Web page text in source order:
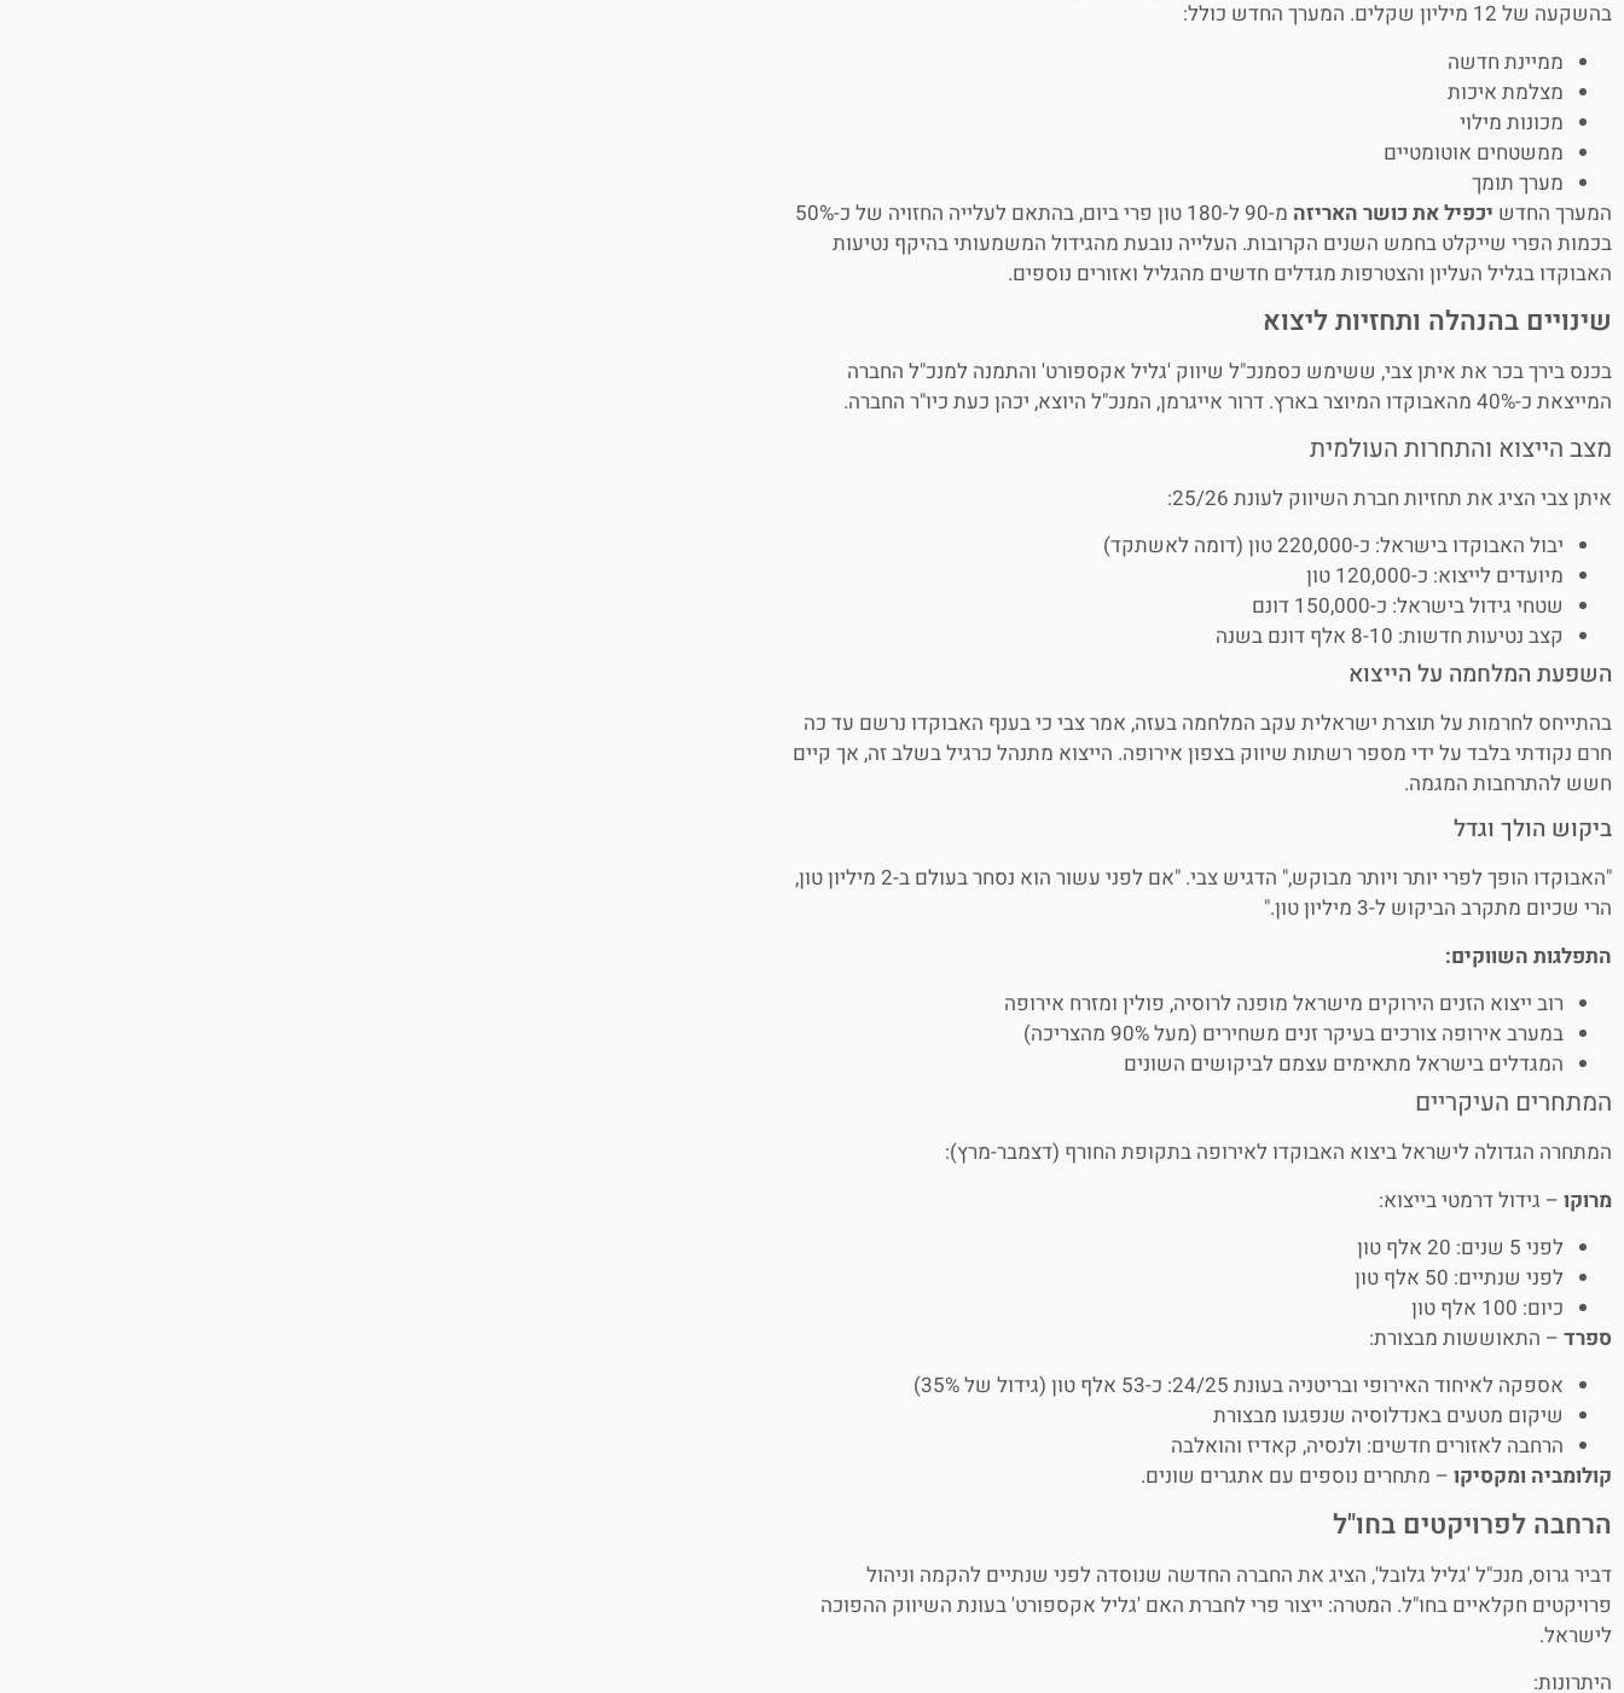
בהשקעה של 12 מיליון שקלים. המערך החדש כולל:
ממיינת חדשה
מצלמת איכות
מכונות מילוי
ממשטחים אוטומטיים
מערך תומך
המערך החדש יכפיל את כושר האריזה
מ-90 ל-180 טון פרי ביום, בהתאם לעלייה החזויה של כ-50%
בכמות הפרי שייקלט בחמש השנים הקרובות. העלייה נובעת מהגידול המשמעותי בהיקף נטיעות
האבוקדו בגליל העליון והצטרפות מגדלים חדשים מהגליל ואזורים נוספים.
שינויים בהנהלה ותחזיות ליצוא
בכנס בירך בכר את איתן צבי, ששימש כסמנכ"ל שיווק 'גליל אקספורט' והתמנה למנכ"ל החברה
המייצאת כ-40% מהאבוקדו המיוצר בארץ. דרור אייגרמן, המנכ"ל היוצא, יכהן כעת כיו"ר החברה.
מצב הייצוא והתחרות העולמית
איתן צבי הציג את תחזיות חברת השיווק לעונת 25/26:
יבול האבוקדו בישראל: כ-220,000 טון (דומה לאשתקד)
מיועדים לייצוא: כ-120,000 טון
שטחי גידול בישראל: כ-150,000 דונם
קצב נטיעות חדשות: 8-10 אלף דונם בשנה
השפעת המלחמה על הייצוא
בהתייחס לחרמות על תוצרת ישראלית עקב המלחמה בעזה, אמר צבי כי בענף האבוקדו נרשם עד כה
חרם נקודתי בלבד על ידי מספר רשתות שיווק בצפון אירופה. הייצוא מתנהל כרגיל בשלב זה, אך קיים
חשש להתרחבות המגמה.
ביקוש הולך וגדל
"האבוקדו הופך לפרי יותר ויותר מבוקש," הדגיש צבי. "אם לפני עשור הוא נסחר בעולם ב-2 מיליון טון,
הרי שכיום מתקרב הביקוש ל-3 מיליון טון."
התפלגות השווקים:
רוב ייצוא הזנים הירוקים מישראל מופנה לרוסיה, פולין ומזרח אירופה
במערב אירופה צורכים בעיקר זנים משחירים (מעל 90% מהצריכה)
המגדלים בישראל מתאימים עצמם לביקושים השונים
המתחרים העיקריים
המתחרה הגדולה לישראל ביצוא האבוקדו לאירופה בתקופת החורף (דצמבר-מרץ):
מרוקו – גידול דרמטי בייצוא:
לפני 5 שנים: 20 אלף טון
לפני שנתיים: 50 אלף טון
כיום: 100 אלף טון
ספרד – התאוששות מבצורת:
אספקה לאיחוד האירופי ובריטניה בעונת 24/25: כ-53 אלף טון (גידול של 35%)
שיקום מטעים באנדלוסיה שנפגעו מבצורת
הרחבה לאזורים חדשים: ולנסיה, קאדיז והואלבה
קולומביה ומקסיקו – מתחרים נוספים עם אתגרים שונים.
הרחבה לפרויקטים בחו"ל
דביר גרוס, מנכ"ל 'גליל גלובל', הציג את החברה החדשה שנוסדה לפני שנתיים להקמה וניהול
פרויקטים חקלאיים בחו"ל. המטרה: ייצור פרי לחברת האם 'גליל אקספורט' בעונת השיווק ההפוכה
לישראל.
היתרונות: